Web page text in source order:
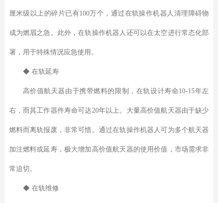
厘米级以上的碎片已有100万个，通过在轨操作机器人清理障碍物
成为燃眉之急。此外，在轨操作机器人还可以在太空进行常态化部
署，用于特殊情况应急使用。
◆ 在轨延寿
高价值航天器由于携带燃料的限制，在轨设计寿命10-15年左
右，而其工作器件寿命可达20年以上。大量高价值航天器由于缺少
燃料而离轨报废，非常可惜。通过在轨操作机器人可为多个航天器
加注燃料或延寿，极大增加高价值航天器的使用价值，市场需求非
常迫切。
◆ 在轨维修